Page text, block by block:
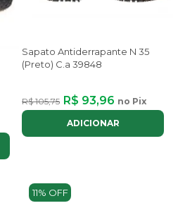
Sapato Antiderrapante N 35
(Preto) C.a 39848
R$ 105,75 R$ 93,96 no Pix
ADICIONAR
11% OFF